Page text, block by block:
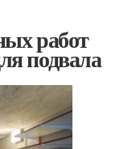
работ
подвала